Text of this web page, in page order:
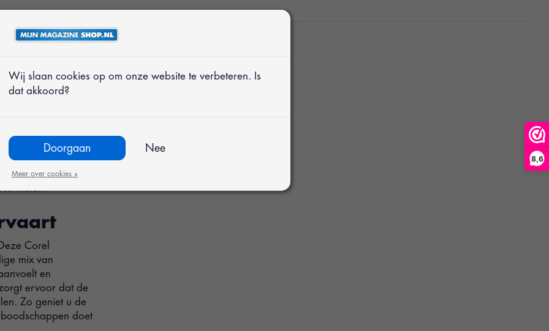
8,6
meebeweegt
het hele jaar
outfit
maten
Corel
mix van
en
ervoor dat de
Zo geniet u de
doet
Wij slaan cookies op om onze website te verbeteren. Is
dat akkoord?
Doorgaan Nee
Meer over cookies »